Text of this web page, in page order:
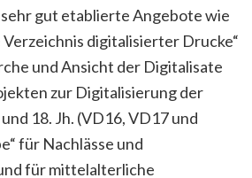
gut etablierte Angebote wie
digitalisierter Drucke“
und Ansicht der Digitalisate
zur Digitalisierung der
18. Jh. (VD16, VD17 und
für Nachlässe und
für mittelalterliche